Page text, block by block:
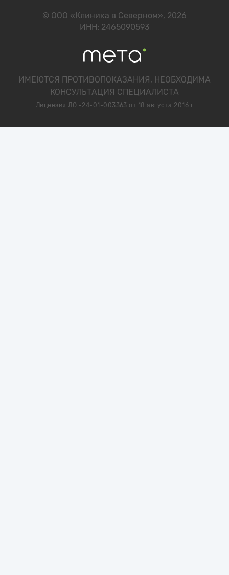
© ООО «Клиника в Северном», 2026
ИНН: 2465090593
ИМЕЮТСЯ ПРОТИВОПОКАЗАНИЯ, НЕОБХОДИМА
КОНСУЛЬТАЦИЯ СПЕЦИАЛИСТА
Лицензия ЛО -24-01-003363 от 18 августа 2016 г